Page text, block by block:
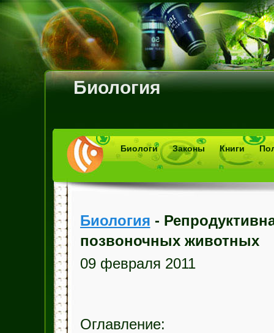
Биология
Биологи Законы Книги
Биология -
позвоночных животных
09 февраля 2011
Оглавление: